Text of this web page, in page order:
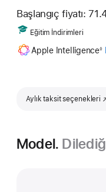
Başlangıç fiyatı:
Includes
Eğitim İndirimleri
Apple Intelligence◊
Aylık taksit seçenekleri
(Yeni pencerede açılır)
Model.